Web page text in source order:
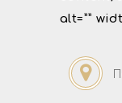
alt=””